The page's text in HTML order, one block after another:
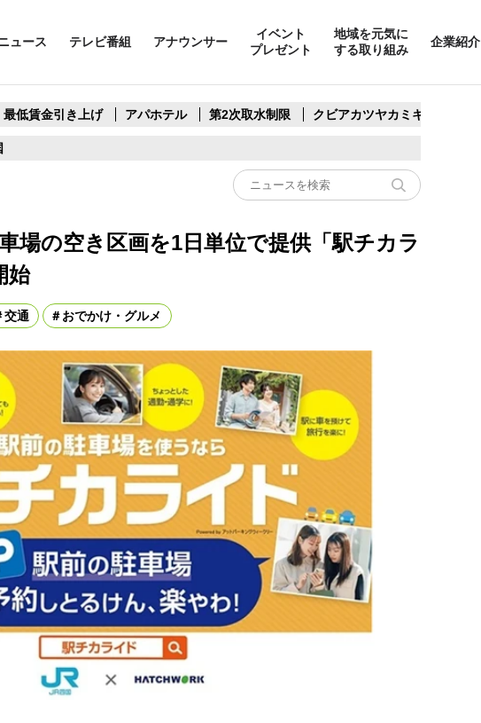
ュース テレビ番組 アナウンサー
イベント
プレゼント
地域を元気に
する取り組み
企業紹介
最低賃金引き上げ アパホテル 第2次取水制限 クビアカツヤカミキリ
場の空き区画を1日単位で提供「駅チカラ
始
交通 おでかけ・グルメ